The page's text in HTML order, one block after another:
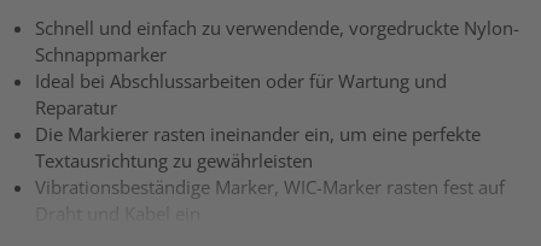
Akzeptieren
powered by
Schnell und einfach zu verwendende, vorgedruckte Nylon-
Schnappmarker
Ideal bei Abschlussarbeiten oder für Wartung und
Reparatur
Die Markierer rasten ineinander ein, um eine perfekte
Textausrichtung zu gewährleisten
Vibrationsbeständige Marker, WIC-Marker rasten fest auf